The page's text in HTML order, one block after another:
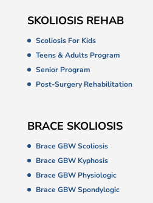
SKOLIOSIS REHAB
Scoliosis For Kids
Teens & Adults Program
Senior Program
Post-Surgery Rehabilitation
BRACE SKOLIOSIS
Brace GBW Scoliosis
Brace GBW Kyphosis
Brace GBW Physiologic
Brace GBW Spondylogic